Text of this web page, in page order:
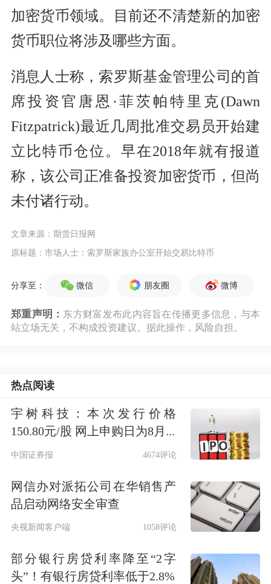
加密货币领域。目前还不清楚新的加密
货币职位将涉及哪些方面。
消息人士称，索罗斯基金管理公司的首
席投资官唐恩·菲茨帕特里克(Dawn
Fitzpatrick)最近几周批准交易员开始建
立比特币仓位。早在2018年就有报道
称，该公司正准备投资加密货币，但尚
未付诸行动。
文章来源：期货日报网
原标题：市场人士：索罗斯家族办公室开始交易比特币
分享至： 微信 朋友圈 微博
郑重声明： 东方财富发布此内容旨在传播更多信息，与本
站立场无关，不构成投资建议。据此操作，风险自担。
热点阅读
宇树科技：本次发行价格
150.80元/股 网上申购日为8月...
中国证券报 4674评论
网信办对派拓公司在华销售产
品启动网络安全审查
央视新闻客户端 1058评论
部分银行房贷利率降至“2字
头”！有银行房贷利率低于2.8%